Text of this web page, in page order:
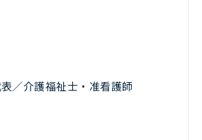
／介護福祉士・准看護師